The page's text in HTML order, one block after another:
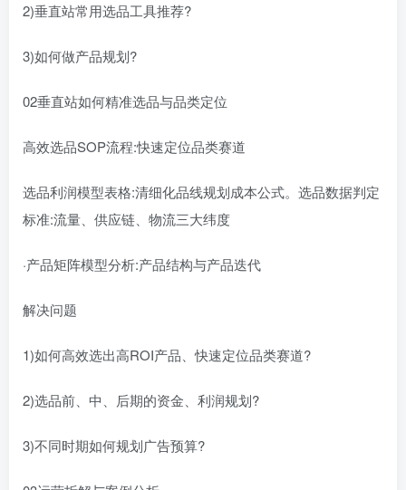
2)垂直站常用选品工具推荐?
3)如何做产品规划?
02垂直站如何精准选品与品类定位
高效选品SOP流程:快速定位品类赛道
选品利润模型表格:清细化品线规划成本公式。选品数据判定
标准:流量、供应链、物流三大纬度
·产品矩阵模型分析:产品结构与产品迭代
解决问题
1)如何高效选出高ROI产品、快速定位品类赛道?
2)选品前、中、后期的资金、利润规划?
3)不同时期如何规划广告预算?